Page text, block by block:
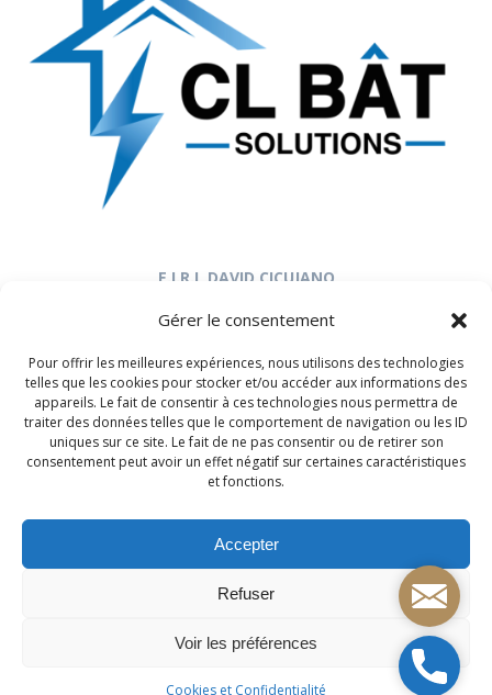
Gérer le consentement
Pour offrir les meilleures expériences, nous utilisons des technologies
telles que les cookies pour stocker et/ou accéder aux informations des
appareils. Le fait de consentir à ces technologies nous permettra de
traiter des données telles que le comportement de navigation ou les ID
uniques sur ce site. Le fait de ne pas consentir ou de retirer son
consentement peut avoir un effet négatif sur certaines caractéristiques
et fonctions.
Accepter
Refuser
Voir les préférences
Cookies et Confidentialité
E.I.R.L DAVID CICUJANO
64110 Jurançon
clbatsolutions@hotmail.com
Retrouvez-nous sur les Réseaux Sociaux :
CL Bat Solutions - Électricien Pau, Lons, Lescar,
Billère, Jurançon
© 2026 CL BAT SOLUTIONS - E.I.R.L David Cicujano. Tous droits
réservés.
Mail